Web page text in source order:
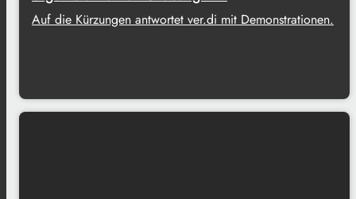
Auf die Kürzungen antwortet ver.di mit Demonstrationen.